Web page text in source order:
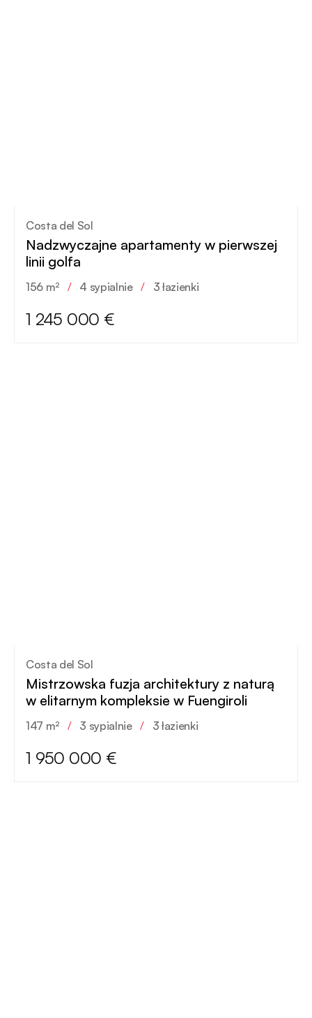
Costa del Sol
Nadzwyczajne apartamenty w pierwszej
linii golfa
156 m² / 4 sypialnie / 3 łazienki
1 245 000 €
Costa del Sol
Mistrzowska fuzja architektury z naturą
w elitarnym kompleksie w Fuengiroli
147 m² / 3 sypialnie / 3 łazienki
1 950 000 €